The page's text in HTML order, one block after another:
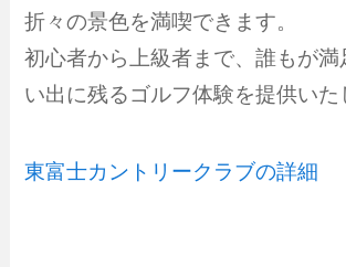
折々の景色を満喫できます。
初心者から上級者まで、誰もが満
い出に残るゴルフ体験を提供いた
東富士カントリークラブの詳細